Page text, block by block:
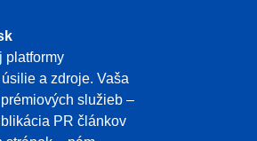
platformy
a zdroje. Vaša
služieb –
PR článkov